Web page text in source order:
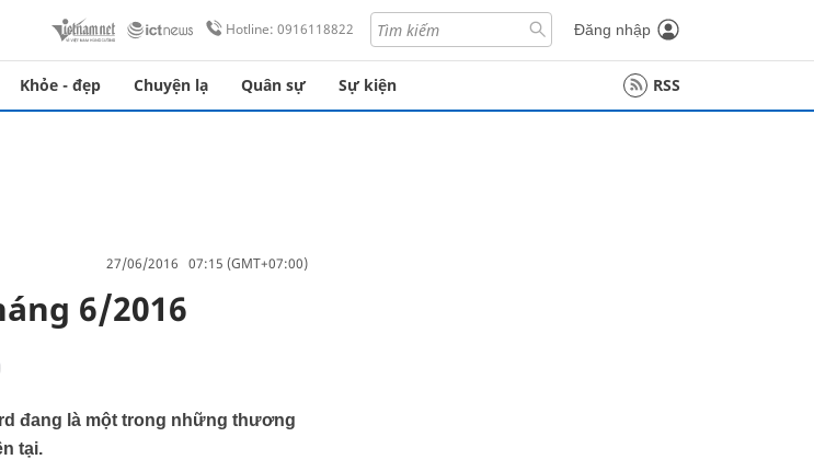
Hotline: 0916118822 Đăng nhập
Khỏe - đẹp Chuyện lạ Quân sự Sự kiện RSS
27/06/2016 07:15 (GMT+07:00)
6/2016
đang là một trong những thương
tại.